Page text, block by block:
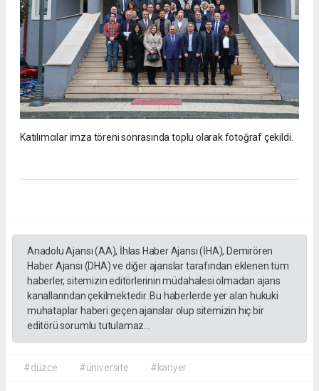
Katılımcılar imza töreni sonrasında toplu olarak fotoğraf çekildi.
Anadolu Ajansı (AA), İhlas Haber Ajansı (İHA), Demirören
Haber Ajansı (DHA) ve diğer ajanslar tarafından eklenen tüm
haberler, sitemizin editörlerinin müdahalesi olmadan ajans
kanallarından çekilmektedir. Bu haberlerde yer alan hukuki
muhataplar haberi geçen ajanslar olup sitemizin hiç bir
editörü sorumlu tutulamaz...
#düzce #üniversite #kariyer